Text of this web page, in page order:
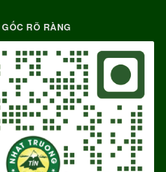
RÕ RÀNG